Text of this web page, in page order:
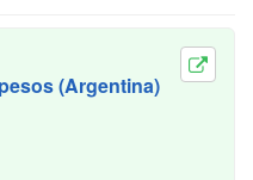
(Argentina)